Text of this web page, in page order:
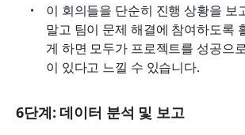
이 회의들을 단순히 진행 상황을 보
말고 팀이 문제 해결에 참여하도록
게 하면 모두가 프로젝트를 성공으
이 있다고 느낄 수 있습니다.
6단계: 데이터 분석 및 보고